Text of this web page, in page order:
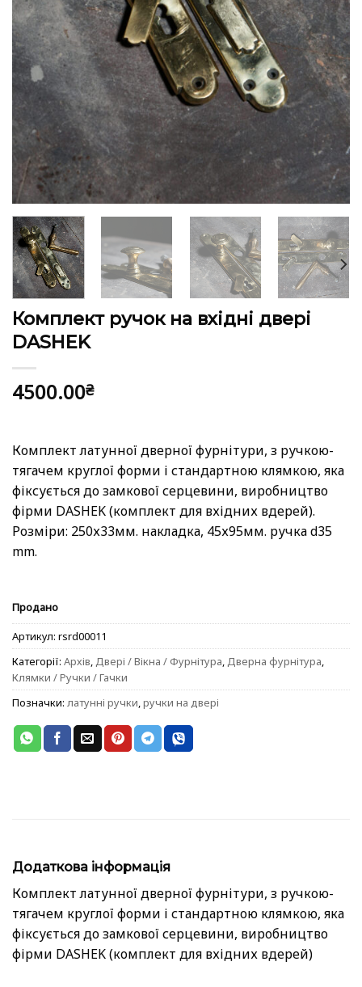
Комплект ручок на вхідні двері
DASHEK
4500.00₴
Комплект латунної дверної фурнітури, з ручкою-
тягачем круглої форми і стандартною клямкою, яка
фіксується до замкової серцевини, виробництво
фірми DASHEK (комплект для вхідних вдерей).
Розміри: 250х33мм. накладка, 45х95мм. ручка d35
mm.
Продано
Артикул: rsrd00011
Категорії: Архів,Двері / Вікна / Фурнітура,Дверна фурнітура,
Клямки / Ручки / Гачки
Позначки: латунні ручки,ручки на двері
Додаткова інформація
Комплект латунної дверної фурнітури, з ручкою-
тягачем круглої форми і стандартною клямкою, яка
фіксується до замкової серцевини, виробництво
фірми DASHEK (комплект для вхідних вдерей)